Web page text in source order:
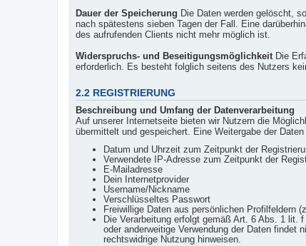
Dauer der Speicherung Die Daten werden gelöscht,
nach spätestens sieben Tagen der Fall. Eine
des aufrufenden Clients nicht mehr möglich ist.
Widerspruchs- und BeseitigungsmöglichkeitDie
erforderlich. Es besteht folglich seitens des Nutzers
2.2 REGISTRIERUNG
Beschreibung und Umfang der Datenverarbeitung
Auf unserer Internetseite bieten wir Nutzern die
übermittelt und gespeichert. Eine Weitergabe der
Datum und Uhrzeit zum Zeitpunkt der
Verwendete IP-Adresse zum Zeitpunkt der
E-Mailadresse
Dein Internetprovider
Username/Nickname
Verschlüsseltes Passwort
Freiwillige Daten aus persönlichen Profilfeldern
Die Verarbeitung erfolgt gemäß Art. 6 Abs. 1 lit.
oder anderweitige Verwendung der Daten
rechtswidrige Nutzung hinweisen.